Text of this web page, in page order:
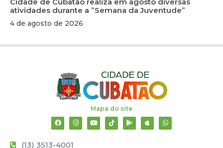
atividades durante a ”Semana da Juventude”
4 de agosto de 2026
Mapa do site
(13) 3513-4001